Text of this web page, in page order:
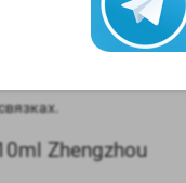
Zhengzhou